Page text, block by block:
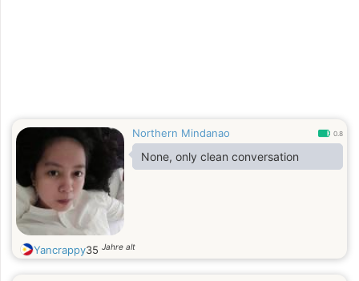
Northern Mindanao 0.8
None, only clean conversation
Yancrappy35 Jahre alt